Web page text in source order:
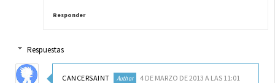
Responder
Respuestas
CANCERSAINT 4 DE MARZO DE 2013 A LAS 11:01